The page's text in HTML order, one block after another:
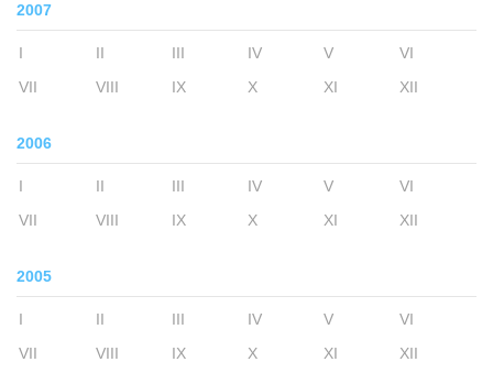
2007
I II III IV V
VI
VII
VIII IX X XI XII
2006
I II III IV V
VI
VII
VIII IX X XI XII
2005
I II III IV V
VI
VII
VIII IX X XI XII